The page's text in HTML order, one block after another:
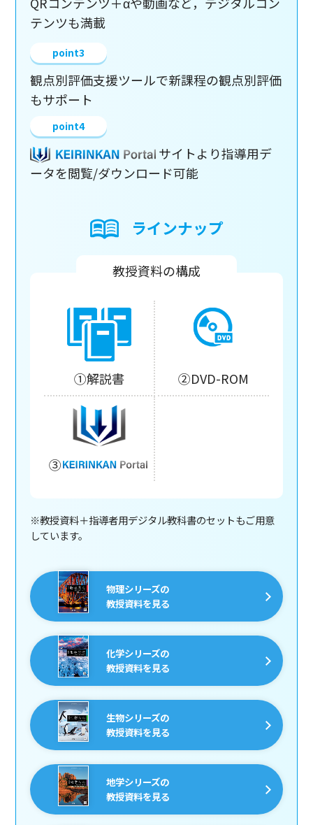
テンツも満載
観点別評価支援ツールで新課程の観点別評価
もサポート
サイトより指導用デ
ータを閲覧/ダウンロード可能
ラインナップ
教授資料の構成
①解説書 ②DVD-ROM
③
※教授資料＋指導者用デジタル教科書のセットもご用意
しています。
物理シリーズの
教授資料を見る
化学シリーズの
教授資料を見る
生物シリーズの
教授資料を見る
地学シリーズの
教授資料を見る